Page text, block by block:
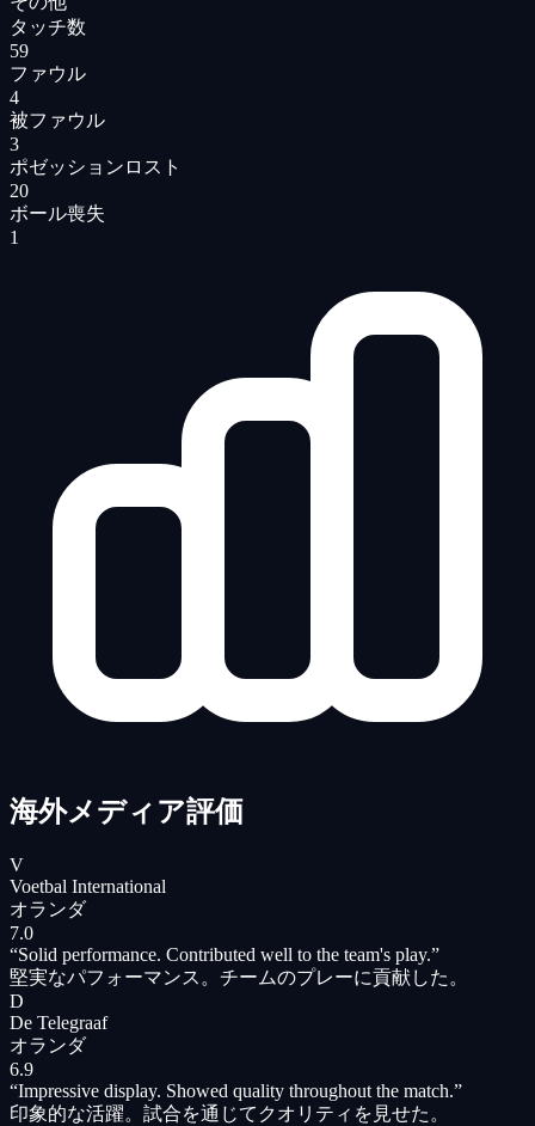
タッチ数
59
ファウル
4
被ファウル
3
ポゼッションロスト
20
ボール喪失
1
海外メディア評価
V
Voetbal International
オランダ
7.0
“Solid performance. Contributed well to the team's play.”
堅実なパフォーマンス。チームのプレーに貢献した。
D
De Telegraaf
オランダ
6.9
“Impressive display. Showed quality throughout the match.”
印象的な活躍。試合を通じてクオリティを見せた。